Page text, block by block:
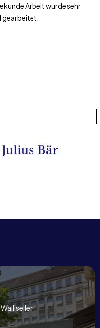
wurde sehr